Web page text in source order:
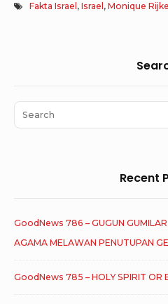
Fakta Israel ,Israel ,Monique
Area
Search
for:
Recent
GoodNews 786 – GUGUN
AGAMA MELAWAN PENUTUPAN
GoodNews 785 – HOLY SPIRIT OR